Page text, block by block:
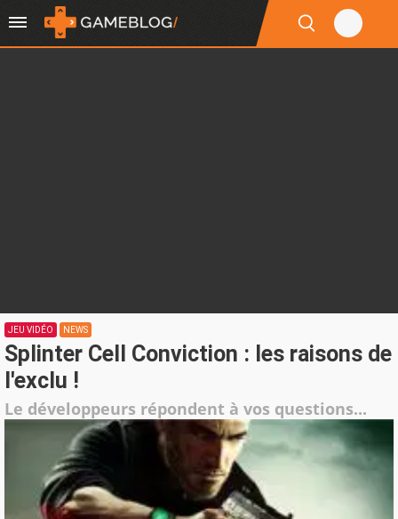
JEU VIDÉO NEWS
Splinter Cell Conviction : les raisons de
l'exclu !
Le développeurs répondent à vos questions...